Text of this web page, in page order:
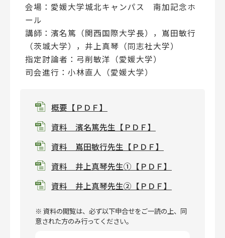
会場：愛媛大学城北キャンパス 南加記念ホ
ール
講師：濱名篤（関西国際大学長），嶌田敏行
（茨城大学），井上真琴（同志社大学）
指定討論者：弓削敏洋（愛媛大学）
司会進行：小林直人（愛媛大学）
概要【ＰＤＦ】
資料 濱名篤先生【ＰＤＦ】
資料 嶌田敏行先生【ＰＤＦ】
資料 井上真琴先生①【ＰＤＦ】
資料 井上真琴先生②【ＰＤＦ】
※ 資料の閲覧は、必ず以下申合せをご一読の上、同
意された方のみ行ってください。